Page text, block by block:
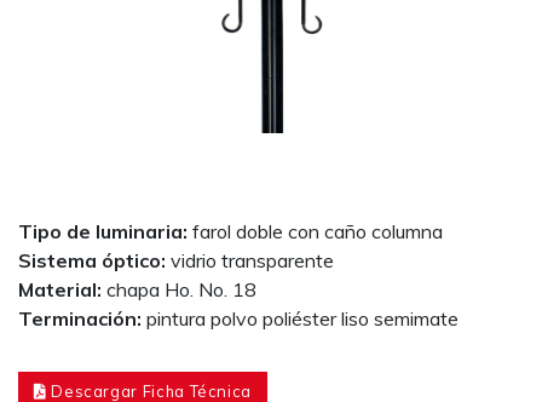
Tipo de luminaria: farol doble con caño columna
Sistema óptico: vidrio transparente
Material: chapa Ho. No. 18
Terminación: pintura polvo poliéster liso semimate
Descargar Ficha Técnica